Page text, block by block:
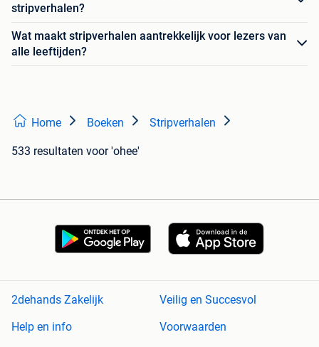
stripverhalen?
Wat maakt stripverhalen aantrekkelijk voor lezers van
alle leeftijden?
Home Boeken Stripverhalen
533 resultaten voor 'ohee'
2dehands Zakelijk
Veilig en Succesvol
Help en info
Voorwaarden